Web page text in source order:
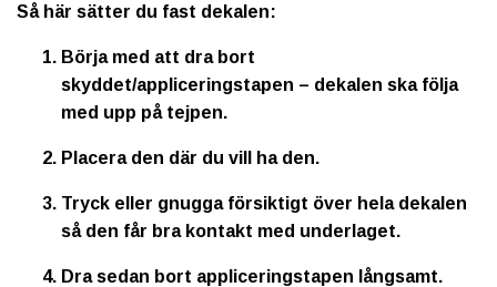
Så här sätter du fast dekalen:
Börja med att dra bort
skyddet/appliceringstapen – dekalen ska följa
med upp på tejpen.
Placera den där du vill ha den.
Tryck eller gnugga försiktigt över hela dekalen
så den får bra kontakt med underlaget.
Dra sedan bort appliceringstapen långsamt.